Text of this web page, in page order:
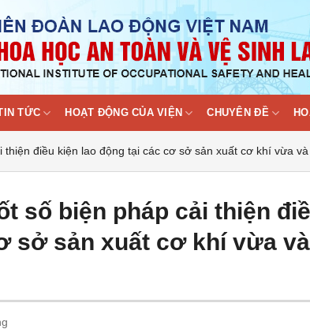
TỨC HOẠT ĐỘNG CỦA VIỆN CHUYÊN ĐỀ
thiện điều kiện lao động tại các cơ sở sản xuất cơ khí vừa
số biện pháp cải thiện
sở sản xuất cơ khí vừa